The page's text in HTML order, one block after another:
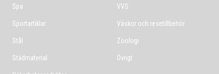
Spa
Sportartiklar
Stål
Städmaterial
VVS
Väskor och resetillbehör
Zoologi
Övrigt